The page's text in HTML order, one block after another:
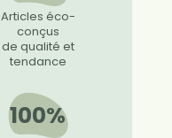
Articles éco-
conçus
de qualité et
tendance
100%